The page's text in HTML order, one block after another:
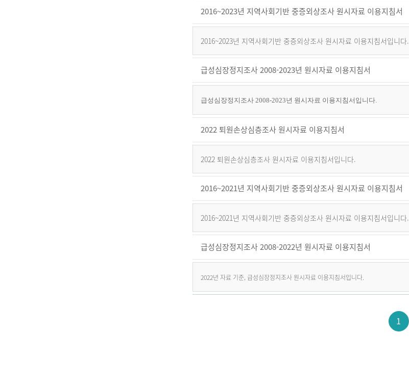
2016~2023년 지역사회기반 중증외상조사 원시자료 이용지침서
2016~2023년 지역사회기반 중증외상조사 원시자료 이용지침서입니다.
급성심장정지조사 2008-2023년 원시자료 이용지침서
급성심장정지조사 2008-2023년 원시자료 이용지침서입니다.
2022 퇴원손상심층조사 원시자료 이용지침서
2022 퇴원손상심층조사 원시자료 이용지침서입니다.
2016~2021년 지역사회기반 중증외상조사 원시자료 이용지침서
2016~2021년 지역사회기반 중증외상조사 원시자료 이용지침서입니다.
급성심장정지조사 2008-2022년 원시자료 이용지침서
2022년 자료 기준, 급성심장정지조사 원시자료 이용지침서입니다.
1